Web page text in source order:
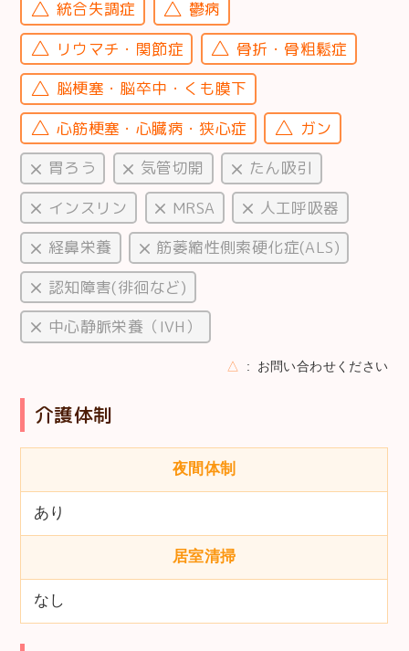
統合失調症
鬱病
リウマチ・関節症
骨折・骨粗鬆症
脳梗塞・脳卒中・くも膜下
心筋梗塞・心臓病・狭心症
ガン
胃ろう
気管切開
たん吸引
インスリン
MRSA
人工呼吸器
経鼻栄養
筋萎縮性側索硬化症(ALS)
認知障害(徘徊など)
中心静脈栄養（IVH）
△ お問い合わせください
介護体制
夜間体制
あり
居室清掃
なし